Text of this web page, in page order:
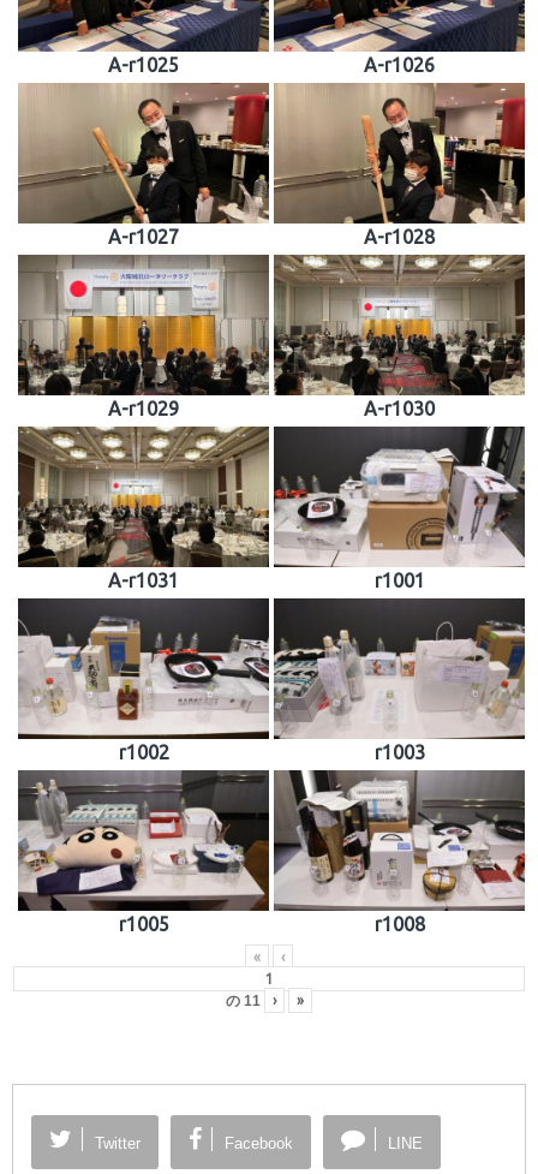
A-r1025 A-r1026
A-r1027 A-r1028
A-r1029 A-r1030
A-r1031 r1001
r1002 r1003
r1005 r1008
« ‹
の 11 › »
Twitter Facebook LINE